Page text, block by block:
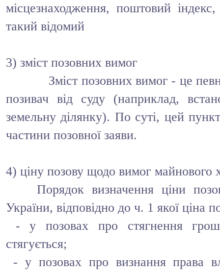
місцезнаходження, поштовий
такий відомий
3) зміст позовних вимог
Зміст позовних вимог - це певна
позивач від суду (наприклад,
земельну ділянку). По суті, цей
частини позовної заяви.
4) ціну позову щодо вимог майнового
Порядок визначення ціни
України, відповідно до ч. 1 якої ціна
- у позовах про стягнення
стягується;
- у позовах про визнання права